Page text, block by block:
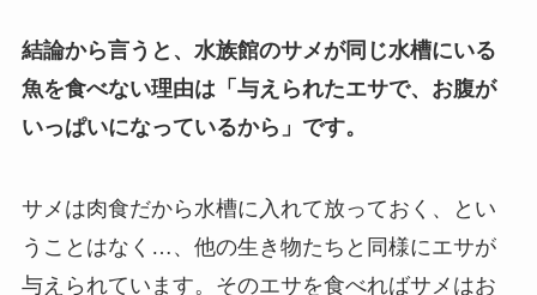
結論から言うと、水族館のサメが同じ水槽にいる
魚を食べない理由は「与えられたエサで、お腹が
いっぱいになっているから」です。
サメは肉食だから水槽に入れて放っておく、とい
うことはなく…、他の生き物たちと同様にエサが
与えられています。そのエサを食べればサメはお